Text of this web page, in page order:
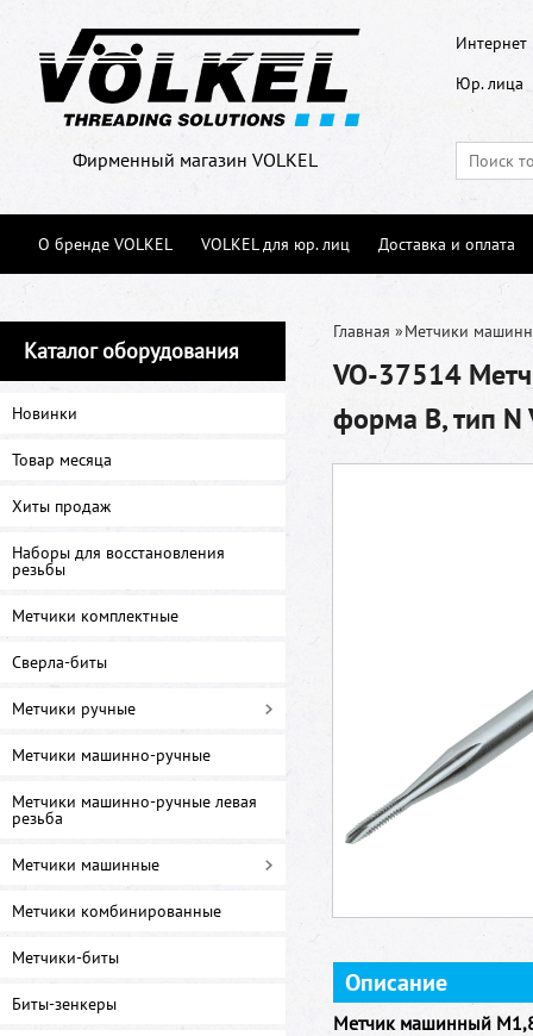
Фирменный магазин VOLKEL
Интернет
Юр. лица
О бренде VOLKEL VOLKEL для юр. лиц Доставка и оплата
Каталог оборудования
Новинки
Товар месяца
Хиты продаж
Наборы для восстановления
резьбы
Метчики комплектные
Сверла-биты
Метчики ручные
Метчики машинно-ручные
Метчики машинно-ручные левая
резьба
Метчики машинные
Метчики комбинированные
Метчики-биты
Биты-зенкеры
Главная »Метчики
VO-37514
форма B, тип N
Описание
Метчик машинный